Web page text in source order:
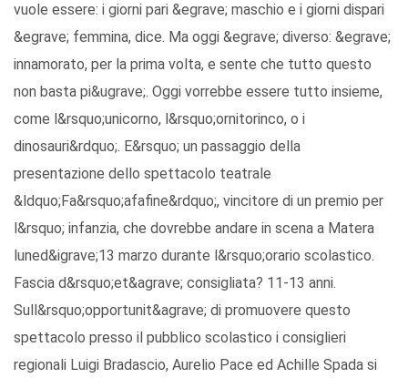
vuole essere: i giorni pari &egrave; maschio e i giorni dispari
&egrave; femmina, dice. Ma oggi &egrave; diverso: &egrave;
innamorato, per la prima volta, e sente che tutto questo
non basta pi&ugrave;. Oggi vorrebbe essere tutto insieme,
come l&rsquo;unicorno, l&rsquo;ornitorinco, o i
dinosauri&rdquo;. E&rsquo; un passaggio della
presentazione dello spettacolo teatrale
&ldquo;Fa&rsquo;afafine&rdquo;, vincitore di un premio per
l&rsquo; infanzia, che dovrebbe andare in scena a Matera
luned&igrave;13 marzo durante l&rsquo;orario scolastico.
Fascia d&rsquo;et&agrave; consigliata? 11-13 anni.
Sull&rsquo;opportunit&agrave; di promuovere questo
spettacolo presso il pubblico scolastico i consiglieri
regionali Luigi Bradascio, Aurelio Pace ed Achille Spada si